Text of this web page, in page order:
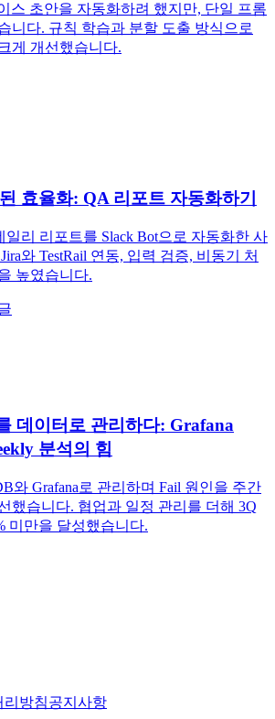
스 초안을 자동화하려 했지만, 단일 프롬
니다. 규칙 학습과 분할 도출 방식으로
게 개선했습니다.
효율화: QA 리포트 자동화하기
일리 리포트를 Slack Bot으로 자동화한 사
와 TestRail 연동, 입력 검증, 비동기 처
높였습니다.
데이터로 관리하다: Grafana
분석의 힘
와 Grafana로 관리하며 Fail 원인을 주간
했습니다. 협업과 일정 관리를 더해 3Q
미만을 달성했습니다.
리방침공지사항